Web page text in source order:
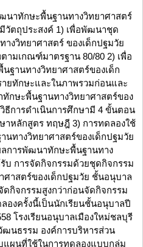
นาทักษะพื้นฐานทางวิทยาศาสตร์
วัตถุประสงค์ 1) เพื่อพัฒนาชุด
งวิทยาศาสตร์ ของเด็กปฐมวัย
มเกณฑ์มาตรฐาน 80/80 2) เพื่อ
ฐานทางวิทยาศาสตร์ของเด็ก
ยทักษะและในภาพรวมก่อนและ
กษะพื้นฐานทางวิทยาศาสตร์ของ
ธีการดำเนินการศึกษามี 4 ขั้นตอน
หลักสูตร ทฤษฎี 3) การทดลองใช้
ทางวิทยาศาสตร์ของเด็กปฐมวัย
การพัฒนาทักษะพื้นฐานทาง
บ การจัดกิจกรรมด้วยชุดกิจกรรม
าสตร์ของเด็กปฐมวัย ชั้นอนุบาล
กิจกรรมสูงกว่าก่อนจัดกิจกรรม
องครั้งนี้เป็นนักเรียนชั้นอนุบาลปี
โรงเรียนอนุบาลเมืองใหม่ชลบุรี
ฒนธรรม องค์การบริหารส่วน
ผนที่ใช้ในการทดลองแบบกลุ่ม